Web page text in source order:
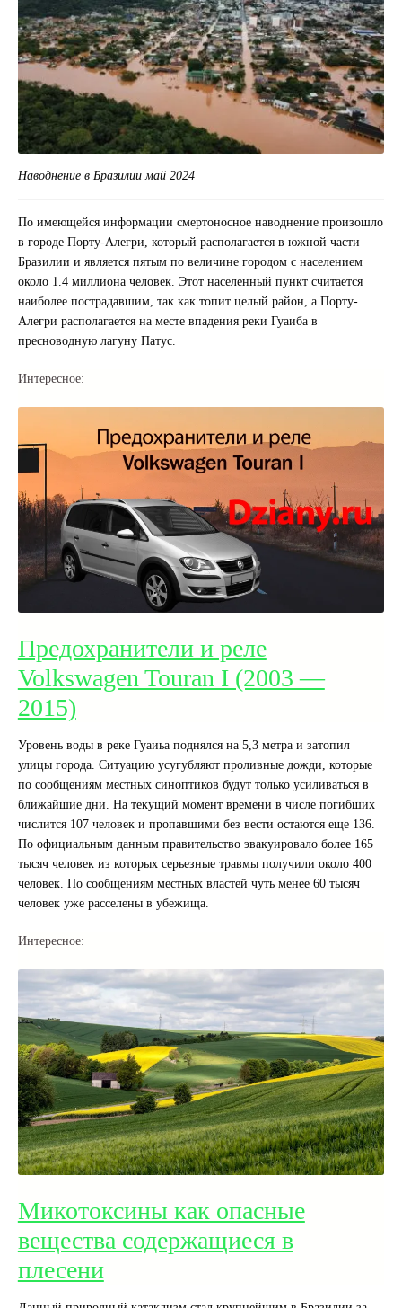
Наводнение в Бразилии май 2024
По имеющейся информации смертоносное наводнение произошло
в городе Порту-Алегри, который располагается в южной части
Бразилии и является пятым по величине городом с населением
около 1.4 миллиона человек. Этот населенный пункт считается
наиболее пострадавшим, так как топит целый район, а Порту-
Алегри располагается на месте впадения реки Гуаиба в
пресноводную лагуну Патус.
Интересное:
Предохранители и реле
Volkswagen Touran I (2003 —
2015)
Уровень воды в реке Гуаиьа поднялся на 5,3 метра и затопил
улицы города. Ситуацию усугубляют проливные дожди, которые
по сообщениям местных синоптиков будут только усиливаться в
ближайшие дни. На текущий момент времени в числе погибших
числится 107 человек и пропавшими без вести остаются еще 136.
По официальным данным правительство эвакуировало более 165
тысяч человек из которых серьезные травмы получили около 400
человек. По сообщениям местных властей чуть менее 60 тысяч
человек уже расселены в убежища.
Интересное:
Микотоксины как опасные
вещества содержащиеся в
плесени